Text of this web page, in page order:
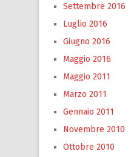
Settembre 2016
Luglio 2016
Giugno 2016
Maggio 2016
Maggio 2011
Marzo 2011
Gennaio 2011
Novembre 2010
Ottobre 2010